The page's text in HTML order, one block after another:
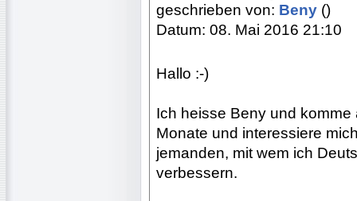
geschrieben von: Beny ()
Datum: 08. Mai 2016 21:10
Hallo :-)
Ich heisse Beny und
Monate und interessiere
jemanden, mit wem ich
verbessern.